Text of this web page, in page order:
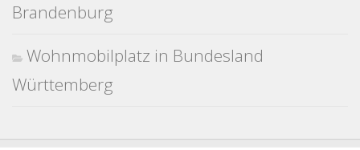
Brandenburg
Wohnmobilplatz in Bundesland
Württemberg